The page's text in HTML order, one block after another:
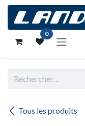
Se rendre au contenu
0
Tous les produits